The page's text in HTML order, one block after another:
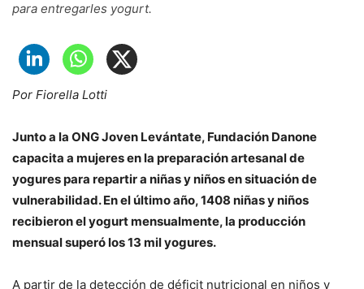
para entregarles yogurt.
Por Fiorella Lotti
Junto a la ONG Joven Levántate, Fundación Danone
capacita a mujeres en la preparación artesanal de
yogures para repartir a niñas y niños en situación de
vulnerabilidad. En el último año, 1408 niñas y niños
recibieron el yogurt mensualmente, la producción
mensual superó los 13 mil yogures.
A partir de la detección de déficit nutricional en niños y